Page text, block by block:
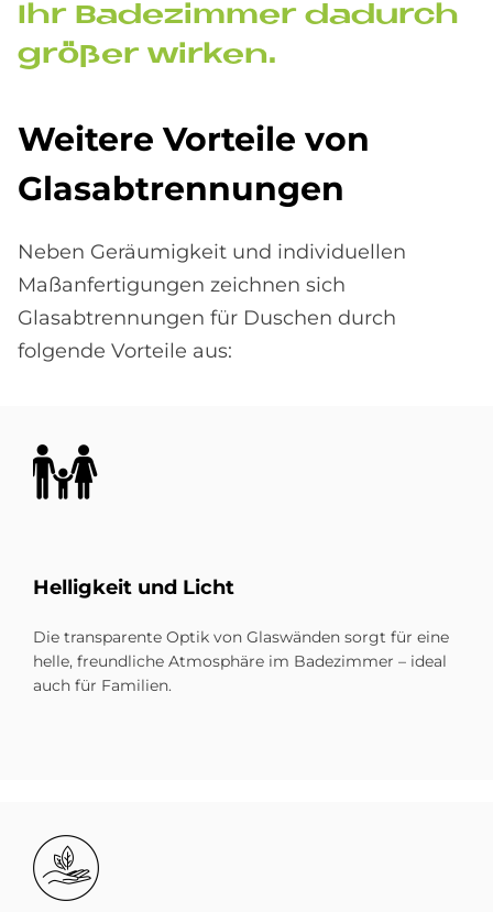
Ihr Ba­de­zim­mer da­durch
grö­ßer wir­ken.
Wei­te­re Vor­teile von
Glas­ab­tren­nun­gen
Neben Geräumigkeit und individuellen
Maßanfertigungen zeichnen sich
Glasabtrennungen für Duschen durch
folgende Vorteile aus:
Bild
Hel­lig­keit und Li­cht
Die transparente Optik von Glaswänden sorgt für eine
helle, freundliche Atmosphäre im Badezimmer – ideal
auch für Familien.
Bild